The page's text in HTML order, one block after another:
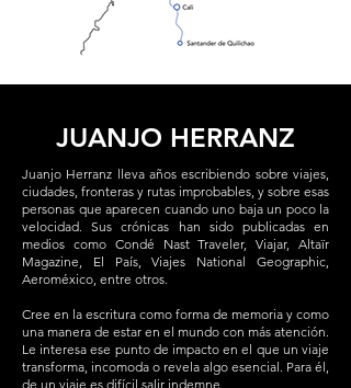
JUANJO HERRANZ
Juanjo Herranz lleva años escribiendo sobre viajes,
ciudades, fronteras y rutas improbables, y sobre esas
personas que aparecen cuando uno baja un poco la
velocidad. Sus crónicas han sido publicadas en
medios como Condé Nast Traveler, Viajar, Altaïr
Magazine, El País, Viajes National Geographic,
Aeroméxico, entre otros.
Cree en la escritura como forma de memoria y como
una manera de estar en el mundo con más atención.
Le interesa ese punto de impacto en el que un viaje
transforma, incomoda o revela algo esencial. Para él,
de un viaje es difícil salir indemne.